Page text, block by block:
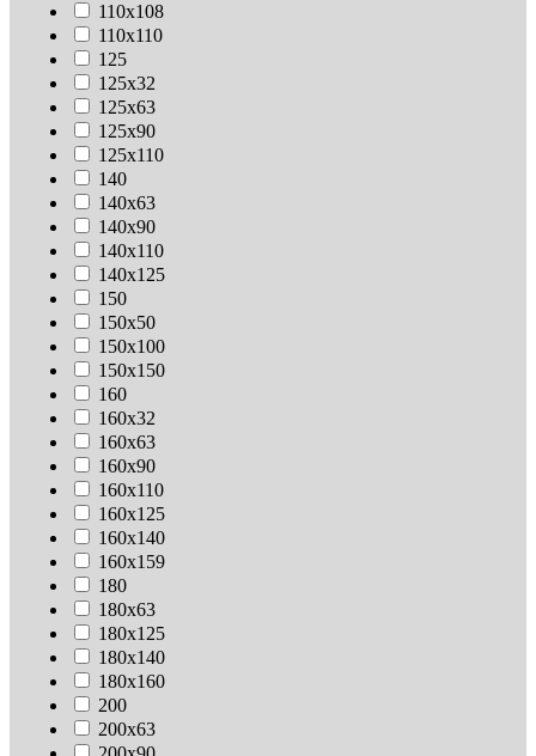
110х108
110х110
125
125х32
125х63
125х90
125х110
140
140х63
140х90
140х110
140х125
150
150х50
150х100
150х150
160
160х32
160х63
160х90
160х110
160х125
160х140
160х159
180
180х63
180х125
180х140
180х160
200
200х63